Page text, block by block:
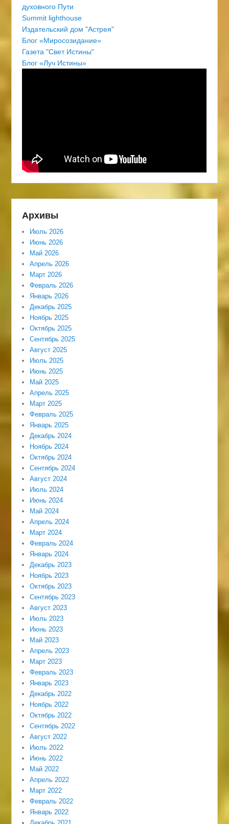
духовного Пути
Summit lighthouse
Издательский дом "Астрея"
Блог «Миросозидание»
Газета "Свет Истины"
Блог «Луч Истины»
Архивы
Июль 2026
Июнь 2026
Май 2026
Апрель 2026
Март 2026
Февраль 2026
Январь 2026
Декабрь 2025
Ноябрь 2025
Октябрь 2025
Сентябрь 2025
Август 2025
Июль 2025
Июнь 2025
Май 2025
Апрель 2025
Март 2025
Февраль 2025
Январь 2025
Декабрь 2024
Ноябрь 2024
Октябрь 2024
Сентябрь 2024
Август 2024
Июль 2024
Июнь 2024
Май 2024
Апрель 2024
Март 2024
Февраль 2024
Январь 2024
Декабрь 2023
Ноябрь 2023
Октябрь 2023
Сентябрь 2023
Август 2023
Июль 2023
Июнь 2023
Май 2023
Апрель 2023
Март 2023
Февраль 2023
Январь 2023
Декабрь 2022
Ноябрь 2022
Октябрь 2022
Сентябрь 2022
Август 2022
Июль 2022
Июнь 2022
Май 2022
Апрель 2022
Март 2022
Февраль 2022
Январь 2022